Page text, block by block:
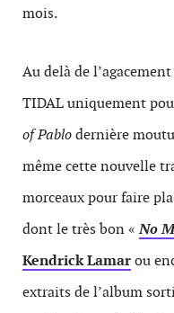
mois.
Au delà de
TIDAL uniquement
of Pablodernière
même cette nouvelle
morceaux pour faire
dont le très bon «No
Kendrick Lamarou
extraits de l’album